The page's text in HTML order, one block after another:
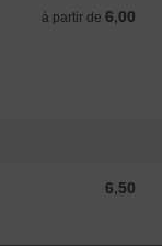
à partir de 6,00
à partir de 6,00 EUR
6,50
6,50 EUR